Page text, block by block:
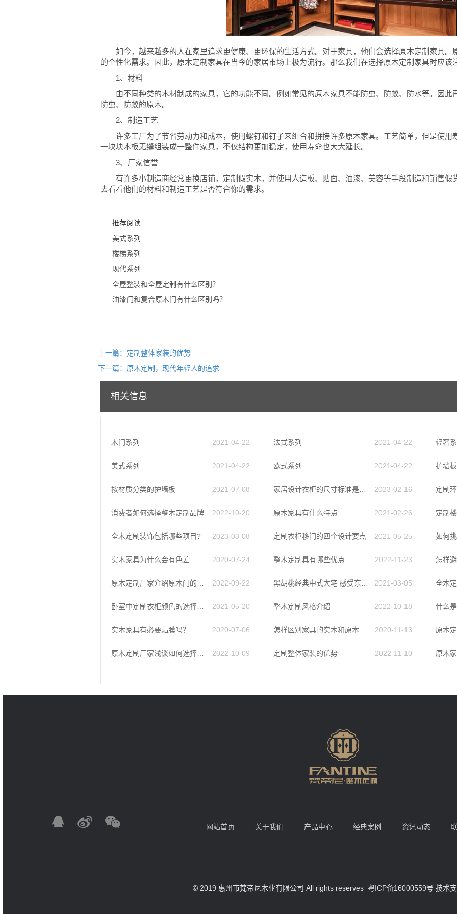
如今，越来越多的人在家里追求更健康、更环保的生活方式。对于家具，他们会选择原木定制家具。
的个性化需求。因此，原木定制家具在当今的家居市场上极为流行。那么我们在选择原木定制家具时应该
1、材料
由不同种类的木材制成的家具，它的功能不同。例如常见的原木家具不能防虫、防蚁、防水等。因此
防虫、防蚁的原木。
2、制造工艺
许多工厂为了节省劳动力和成本，使用螺钉和钉子来组合和拼接许多原木家具。工艺简单，但是使用
一块块木板无缝组装成一整件家具，不仅结构更加稳定，使用寿命也大大延长。
3、厂家信誉
有许多小制造商经常更换店铺，定制假实木，并使用人造板、贴面、油漆、美容等手段制造和销售假
去看看他们的材料和制造工艺是否符合你的需求。
推荐阅读
美式系列
楼梯系列
现代系列
全屋整装和全屋定制有什么区别？
油漆门和复合原木门有什么区别吗？
上一篇：定制整体家装的优势
下一篇：原木定制，现代年轻人的追求
相关信息
木门系列 2021-04-22 法式系列 2021-04-22 轻奢系
美式系列 2021-04-22 欧式系列 2021-04-22 护墙
按材质分类的护墙板 2021-07-08 家居设计衣柜的尺寸标准是多少 2023-02-16
消费者如何选择整木定制品牌 2022-10-20 原木家具有什么特点 2021-02-26 定制
全木定制装饰包括哪些项目? 2023-03-08 定制衣柜移门的四个设计要点 2021-05-25 如何
实木家具为什么会有色差 2020-07-24 整木定制具有哪些优点 2022-11-23 怎样
2022-09-22 2021-03-05 全木
2021-05-20 整木定制风格介绍 2022-10-18 什么
实木家具有必要贴膜吗？ 2020-07-06 怎样区别家具的实木和原木 2020-11-13
2022-10-09 定制整体家装的优势 2022-11-10 原木
网站首页 关于我们 产品中心 经典案例 资讯动态
© 2019 惠州市梵帝尼木业有限公司 All rights reserves 粤ICP备16000559号 技术